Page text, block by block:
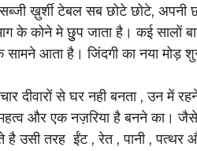
ख़ुर्शी टेबल सब छोटे छोटे, अपनी
के कोने मे छुुप जाता है। कई सालों
आता है। जिंदगी का नया मोड़
दीवारों से घर नही बनता , उन में
और एक नज़रिया है बनने का।
है उसी तरह  ईंट , रेत , पानी ,